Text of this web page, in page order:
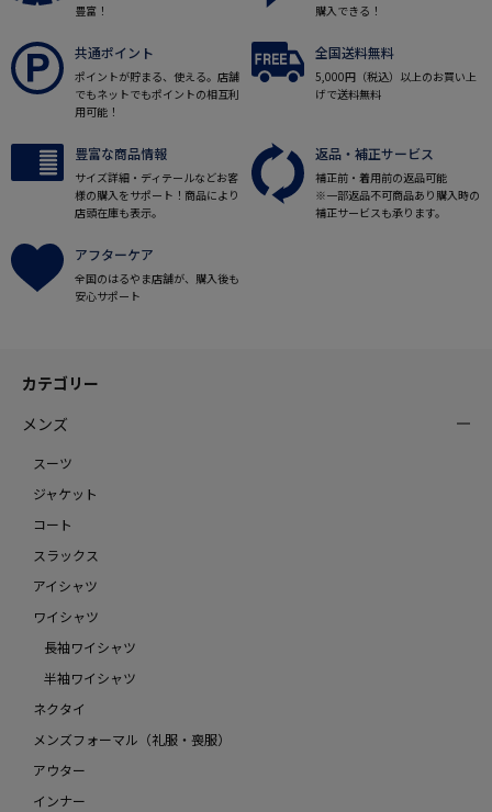
豊富！
購入できる！
共通ポイント
ポイントが貯まる、使える。店舗
でもネットでもポイントの相互利
用可能！
全国送料無料
5,000円（税込）以上のお買い上
げで送料無料
豊富な商品情報
サイズ詳細・ディテールなどお客
様の購入をサポート！商品により
店頭在庫も表示。
返品・補正サービス
補正前・着用前の返品可能
※一部返品不可商品あり購入時の
補正サービスも承ります。
アフターケア
全国のはるやま店舗が、購入後も
安心サポート
カテゴリー
メンズ
スーツ
ジャケット
コート
スラックス
アイシャツ
ワイシャツ
長袖ワイシャツ
半袖ワイシャツ
ネクタイ
メンズフォーマル（礼服・喪服）
アウター
インナー